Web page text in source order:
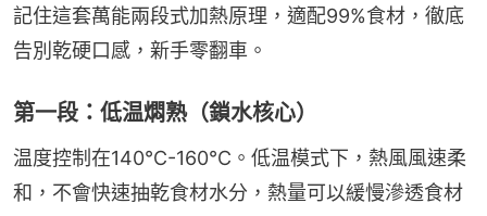
記住這套萬能兩段式加熱原理，適配99%食材，徹底
告別乾硬口感，新手零翻車。
第一段：低温燜熟（鎖水核心）
温度控制在140℃-160℃。低温模式下，熱風風速柔
和，不會快速抽乾食材水分，熱量可以緩慢滲透食材